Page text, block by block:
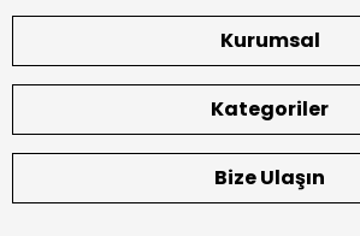
Kurumsal
Kategoriler
Bize Ulaşın